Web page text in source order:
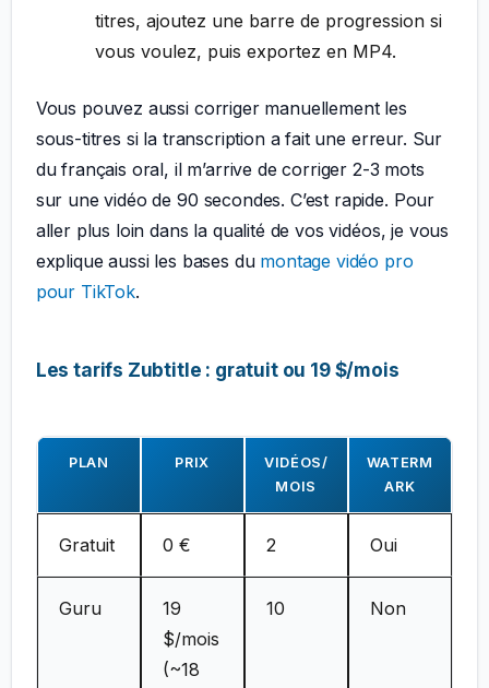
titres, ajoutez une barre de progression si
vous voulez, puis exportez en MP4.
Vous pouvez aussi corriger manuellement les
sous-titres si la transcription a fait une erreur. Sur
du français oral, il m’arrive de corriger 2-3 mots
sur une vidéo de 90 secondes. C’est rapide. Pour
aller plus loin dans la qualité de vos vidéos, je vous
explique aussi les bases du montage vidéo pro
pour TikTok.
Les tarifs Zubtitle : gratuit ou 19 $/mois
PLAN PRIX
VIDÉOS/
MOIS
WATERM
ARK
Gratuit 0 € 2 Oui
Guru
19
$/mois
(~18
10 Non